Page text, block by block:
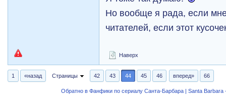
Но вообще я рада, если
читателей, если этот
Наверх
1 «назад Страницы 42 43 44 45 46 вперед» 66
Обратно в Фанфики по сериалу Санта-Барбара | Santa Barbara